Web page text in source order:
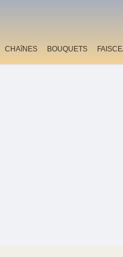
CHAîNES BOUQUETS